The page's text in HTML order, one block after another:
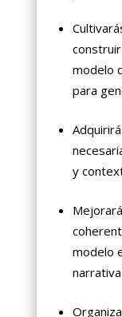
modelo
para
y
modelo